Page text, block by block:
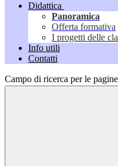
Didattica
Panoramica
Offerta formativa
I progetti delle
Info utili
Contatti
Campo di ricerca per le